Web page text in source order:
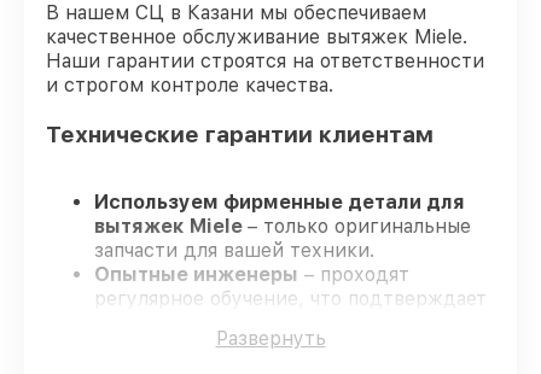
В нашем СЦ в Казани мы обеспечиваем
качественное обслуживание вытяжек Miele.
Наши гарантии строятся на ответственности
и строгом контроле качества.
Технические гарантии клиентам
Используем фирменные детали для
вытяжек Miele – только оригинальные
запчасти для вашей техники.
Опытные инженеры – проходят
регулярное обучение, что подтверждает
Работаем строго в установленных
Развернуть